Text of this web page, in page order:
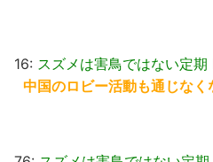
16: スズメは害鳥ではない定期
中国のロビー活動も通じなく